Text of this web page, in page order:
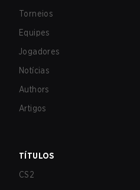
Torneios
Equipes
Jogadores
Notícias
Authors
Artigos
TÍTULOS
CS2